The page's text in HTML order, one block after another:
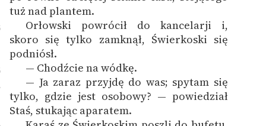
tuż nad plantem.
Orłowski powrócił do kancelarji i,
skoro się tylko zamknął, Świerkoski się
podniósł.
— Chodźcie na wódkę.
— Ja zaraz przyjdę do was; spytam się
tylko, gdzie jest osobowy? — powiedział
Staś, stukając aparatem.